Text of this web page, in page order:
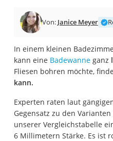
Von: Janice Meyer
In einem kleinen
kann eine Badewanneganz
Fliesen bohren möchte,
kann.
Experten raten laut
Gegensatz zu den
unserer Vergleichstabelle
6 Millimetern Stärke. Es ist